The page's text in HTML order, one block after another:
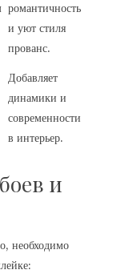
романтичность
и уют стиля
прованс.
Добавляет
динамики и
современности
в интерьер.
и
необходимо